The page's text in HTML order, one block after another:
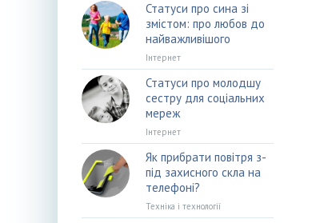
Статуси про сина зі
змістом: про любов до
найважливішого
Інтернет
Статуси про молодшу
сестру для соціальних
мереж
Інтернет
Як прибрати повітря з-
під захисного скла на
телефоні?
Техніка і технології